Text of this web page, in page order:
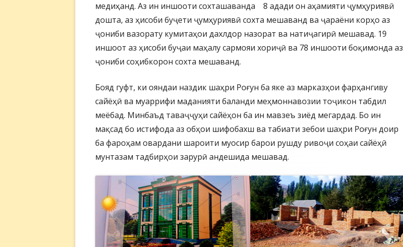
медиҳанд. Аз ин иншооти сохташаванда 8 адади он аҳамияти ҷумҳуриявӣ
дошта, аз ҳисоби буҷети ҷумҳуриявӣ сохта мешаванд ва ҷараёни корҳо аз
ҷониби вазорату кумитаҳои дахлдор назорат ва натиҷагирӣ мешавад. 19
иншоот аз ҳисоби буҷаи маҳалу сармояи хориҷӣ ва 78 иншооти боқимонда аз
ҷониби соҳибкорон сохта мешаванд.
Бояд гуфт, ки ояндаи наздик шаҳри Роғун ба яке аз марказҳои фарҳангиву
сайёҳӣ ва муаррифи маданияти баланди меҳмоннавозии тоҷикон табдил
меёбад. Минбаъд таваҷҷуҳи сайёҳон ба ин мавзеъ зиёд мегардад. Бо ин
мақсад бо истифода аз обҳои шифобахш ва табиати зебои шаҳри Роғун доир
ба фароҳам овардани шароити муосир барои рушду ривоҷи соҳаи сайёҳӣ
мунтазам тадбирҳои зарурӣ андешида мешавад.